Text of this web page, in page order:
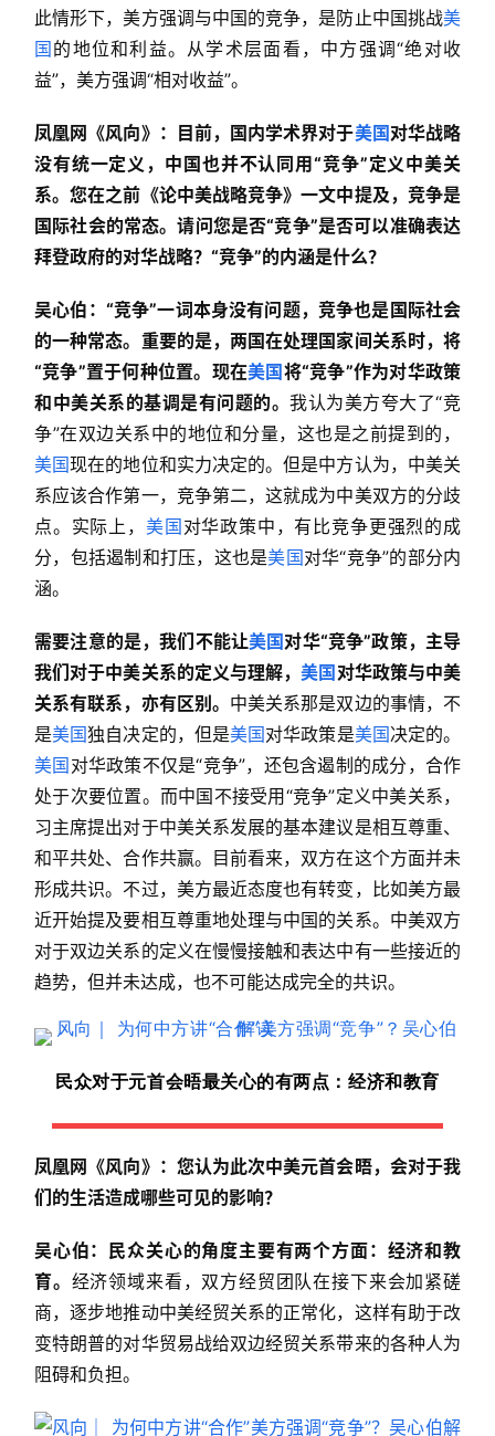
此情形下，美方强调与中国的竞争，是防止中国挑战美
国 的地位和利益。从学术层面看，中方强调“绝对收
益”，美方强调“相对收益”。
凤凰网《风向》：目前，国内学术界对于美国 对华战略
没有统一定义，中国也并不认同用“竞争”定义中美关
系。您在之前《论中美战略竞争》一文中提及，竞争是
国际社会的常态。请问您是否“竞争”是否可以准确表达
拜登政府的对华战略？“竞争”的内涵是什么？
吴心伯：“竞争”一词本身没有问题，竞争也是国际社会
的一种常态。重要的是，两国在处理国家间关系时，将
“竞争”置于何种位置。现在美国 将“竞争”作为对华政策
和中美关系的基调是有问题的。我认为美方夸大了“竞
争”在双边关系中的地位和分量，这也是之前提到的，
美国现在的地位和实力决定的。但是中方认为，中美关
系应该合作第一，竞争第二，这就成为中美双方的分歧
点。实际上， 美国 对华政策中，有比竞争更强烈的成
分，包括遏制和打压，这也是美国对华“竞争”的部分内
涵。
需要注意的是，我们不能让美国 对华“竞争”政策，主导
我们对于中美关系的定义与理解，美国 对华政策与中美
关系有联系，亦有区别。 中美关系那是双边的事情，不
是美国独自决定的，但是美国对华政策是美国决定的。
美国 对华政策不仅是“竞争”，还包含遏制的成分，合作
处于次要位置。而中国不接受用“竞争”定义中美关系，
习主席提出对于中美关系发展的基本建议是相互尊重、
和平共处、合作共赢。目前看来，双方在这个方面并未
形成共识。不过，美方最近态度也有转变，比如美方最
近开始提及要相互尊重地处理与中国的关系。中美双方
对于双边关系的定义在慢慢接触和表达中有一些接近的
趋势，但并未达成，也不可能达成完全的共识。
民众对于元首会晤最关心的有两点： 经济和教育
凤凰网《风向》：您认为此次中美元首会晤，会对于我
们的生活造成哪些可见的影响？
吴心伯：民众关心的角度主要有两个方面：经济和教
育。 经济领域来看，双方经贸团队在接下来会加紧磋
商，逐步地推动中美经贸关系的正常化，这样有助于改
变特朗普的对华贸易战给双边经贸关系带来的各种人为
阻碍和负担。